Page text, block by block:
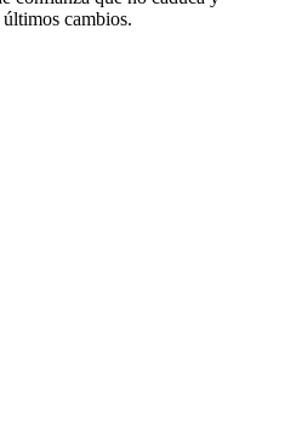
cambios.